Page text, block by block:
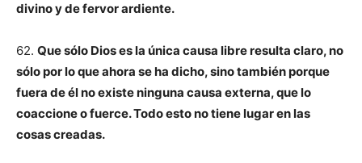
divino y de fervor ardiente.
62. Que sólo Dios es la única causa libre resulta claro, no
sólo por lo que ahora se ha dicho, sino también porque
fuera de él no existe ninguna causa externa, que lo
coaccione o fuerce. Todo esto no tiene lugar en las
cosas creadas.